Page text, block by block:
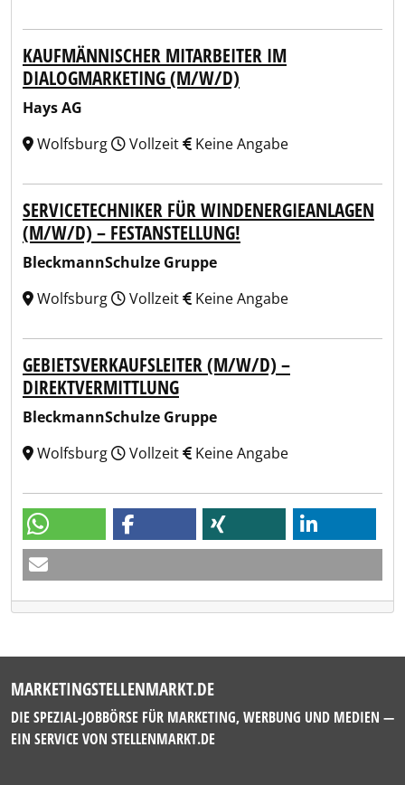
KAUFMÄNNISCHER MITARBEITER IM
DIALOGMARKETING (M/W/D)
Hays AG
Wolfsburg
Vollzeit Keine Angabe
SERVICETECHNIKER FÜR WINDENERGIEANLAGEN
(M/W/D) – FESTANSTELLUNG!
BleckmannSchulze Gruppe
Wolfsburg
Vollzeit Keine Angabe
GEBIETSVERKAUFSLEITER (M/W/D) –
DIREKTVERMITTLUNG
BleckmannSchulze Gruppe
Wolfsburg
Vollzeit Keine Angabe
MARKETINGSTELLENMARKT.DE
DIE SPEZIAL-JOBBÖRSE FÜR MARKETING, WERBUNG UND MEDIEN —
EIN SERVICE VON STELLENMARKT.DE